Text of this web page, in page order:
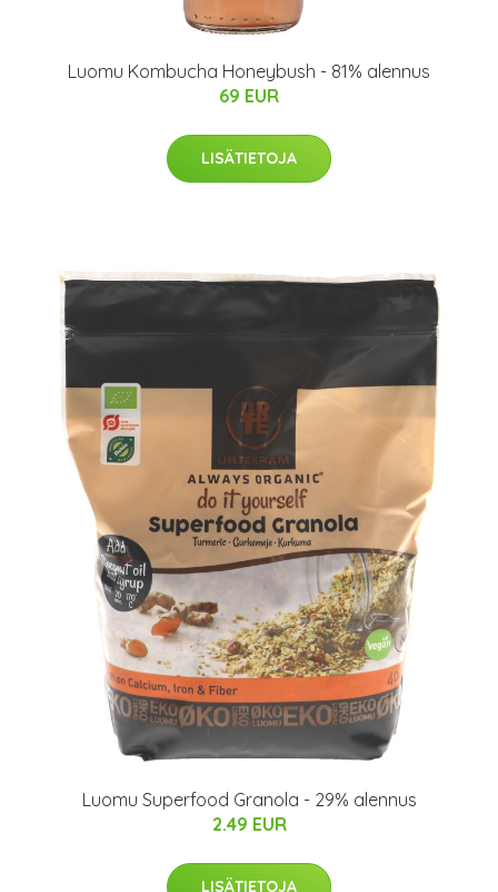
Luomu Kombucha Honeybush - 81% alennus
69 EUR
LISÄTIETOJA
Luomu Superfood Granola - 29% alennus
2.49 EUR
LISÄTIETOJA